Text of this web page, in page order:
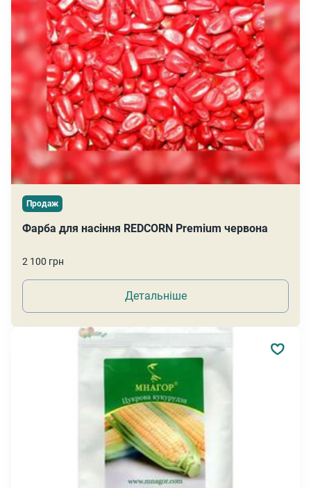
Продаж
Фарба для насіння REDCORN Premium червона
2 100 грн
Детальніше